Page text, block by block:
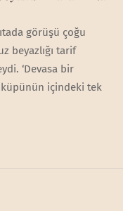
görüşü çoğu
beyazlığı tarif
‘Devasa bir
içindeki tek